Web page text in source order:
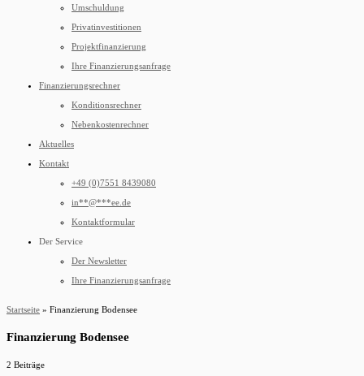
Umschuldung
Privatinvestitionen
Projektfinanzierung
Ihre Finanzierungsanfrage
Finanzierungsrechner
Konditionsrechner
Nebenkostenrechner
Aktuelles
Kontakt
+49 (0)7551 8439080
in**@***ee.de
Kontaktformular
Der Service
Der Newsletter
Ihre Finanzierungsanfrage
Startseite » Finanzierung Bodensee
Finanzierung Bodensee
2 Beiträge